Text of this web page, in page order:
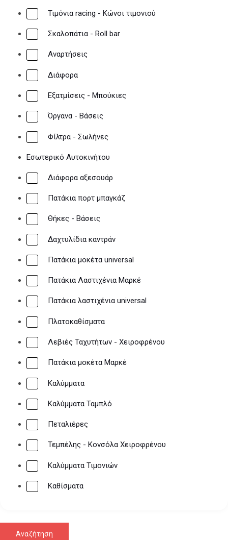
Τιμόνια racing - Κώνοι τιμονιού
Σκαλοπάτια - Roll bar
Αναρτήσεις
Διάφορα
Εξατμίσεις - Μπούκιες
Όργανα - Βάσεις
Φίλτρα - Σωλήνες
Εσωτερικό Αυτοκινήτου
Διάφορα αξεσουάρ
Πατάκια πορτ μπαγκάζ
Θήκες - Βάσεις
Δαχτυλίδια καντράν
Πατάκια μοκέτα universal
Πατάκια Λαστιχένια Μαρκέ
Πατάκια λαστιχένια universal
Πλατοκαθίσματα
Λεβιές Ταχυτήτων - Χειροφρένου
Πατάκια μοκέτα Μαρκέ
Καλύμματα
Καλύμματα Ταμπλό
Πεταλιέρες
Τεμπέλης - Κονσόλα Χειροφρένου
Καλύμματα Τιμονιών
Καθίσματα